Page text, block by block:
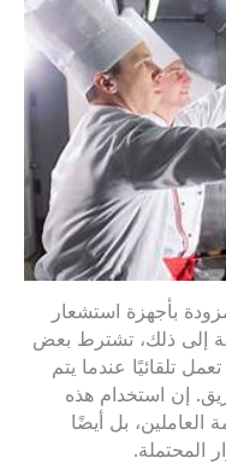
بأجهزة استشعار
إلى ذلك، تشترط بعض
تلقائيًا عندما يتم
إن استخدام هذه
العاملين، بل أيضًا
المحتملة.